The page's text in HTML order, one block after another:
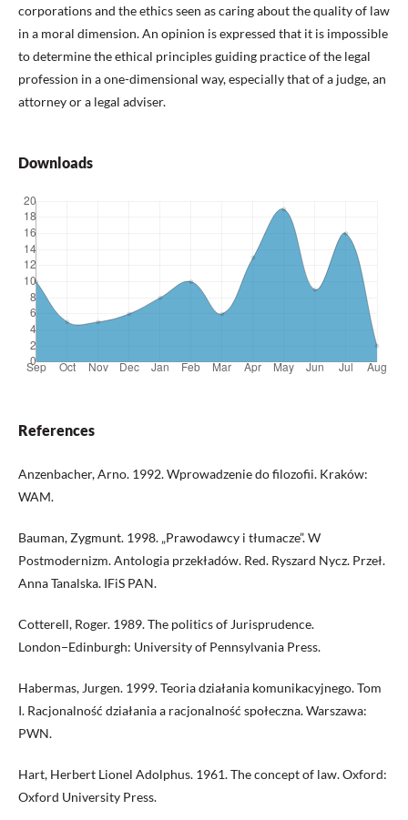
corporations and the ethics seen as caring about the quality of law
in a moral dimension. An opinion is expressed that it is impossible
to determine the ethical principles guiding practice of the legal
profession in a one-dimensional way, especially that of a judge, an
attorney or a legal adviser.
Downloads
References
Anzenbacher, Arno. 1992. Wprowadzenie do filozofii. Kraków:
WAM.
Bauman, Zygmunt. 1998. „Prawodawcy i tłumacze”. W
Postmodernizm. Antologia przekładów. Red. Ryszard Nycz. Przeł.
Anna Tanalska. IFiS PAN.
Cotterell, Roger. 1989. The politics of Jurisprudence.
London−Edinburgh: University of Pennsylvania Press.
Habermas, Jurgen. 1999. Teoria działania komunikacyjnego. Tom
I. Racjonalność działania a racjonalność społeczna. Warszawa:
PWN.
Hart, Herbert Lionel Adolphus. 1961. The concept of law. Oxford:
Oxford University Press.